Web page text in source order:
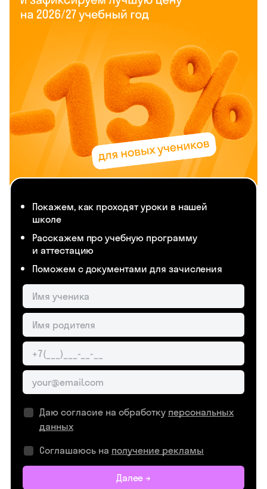
Покажем, как проходят уроки в нашей
школе
Расскажем про учебную программу
и аттестацию
Поможем с документами для зачисления
Даю согласие на обработку персональных
данных
Соглашаюсь на получение рекламы
Далее →